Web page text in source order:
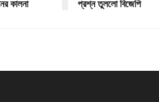
কালনা
প্রশ্ন তুললো বিজেপি